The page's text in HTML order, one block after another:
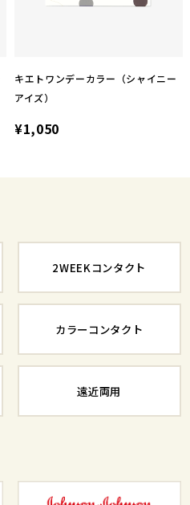
キエトワンデーカラー（シャイニー
アイズ）
¥1,050
2WEEKコンタクト
カラーコンタクト
遠近両用